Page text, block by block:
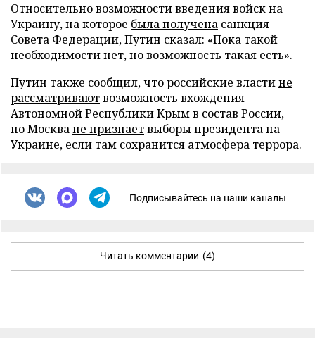
Относительно возможности введения войск на
Украину, на которое была получена санкция
Совета Федерации, Путин сказал: «Пока такой
необходимости нет, но возможность такая есть».
Путин также сообщил, что российские властине
рассматриваютвозможность вхождения
Автономной Республики Крым в состав России,
но Москване признаетвыборы президента на
Украине, если там сохранится атмосфера террора.
Подписывайтесь на наши каналы
Читать комментарии (4)